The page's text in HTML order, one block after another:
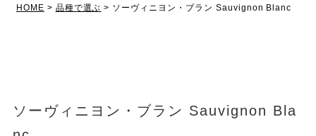
HOME 品種で選ぶ ソーヴィニヨン・ブラン Sauvignon Blanc
ソーヴィニヨン・ブラン Sauvignon Bla